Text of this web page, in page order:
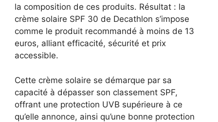
la composition de ces produits. Résultat : la
crème solaire SPF 30 de Decathlon s’impose
comme le produit recommandé à moins de 13
euros, alliant efficacité, sécurité et prix
accessible.
Cette crème solaire se démarque par sa
capacité à dépasser son classement SPF,
offrant une protection UVB supérieure à ce
qu’elle annonce, ainsi qu’une bonne protection